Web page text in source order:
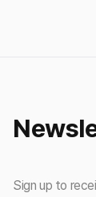
Sign up to